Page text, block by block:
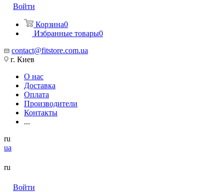
Войти
Корзина0
Избранные товары0
contact@fitstore.com.ua
г. Киев
О нас
Доставка
Оплата
Производители
Контакты
...
ru
ua
ru
Войти